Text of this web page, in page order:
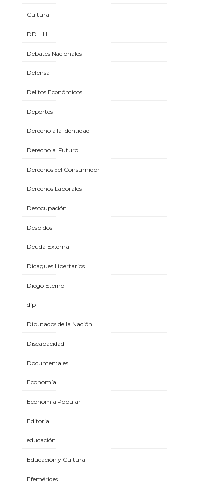
Cultura
DD HH
Debates Nacionales
Defensa
Delitos Económicos
Deportes
Derecho a la Identidad
Derecho al Futuro
Derechos del Consumidor
Derechos Laborales
Desocupación
Despidos
Deuda Externa
Dicagues Libertarios
Diego Eterno
dip
Diputados de la Nación
Discapacidad
Documentales
Economía
Economía Popular
Editorial
educación
Educación y Cultura
Efemérides